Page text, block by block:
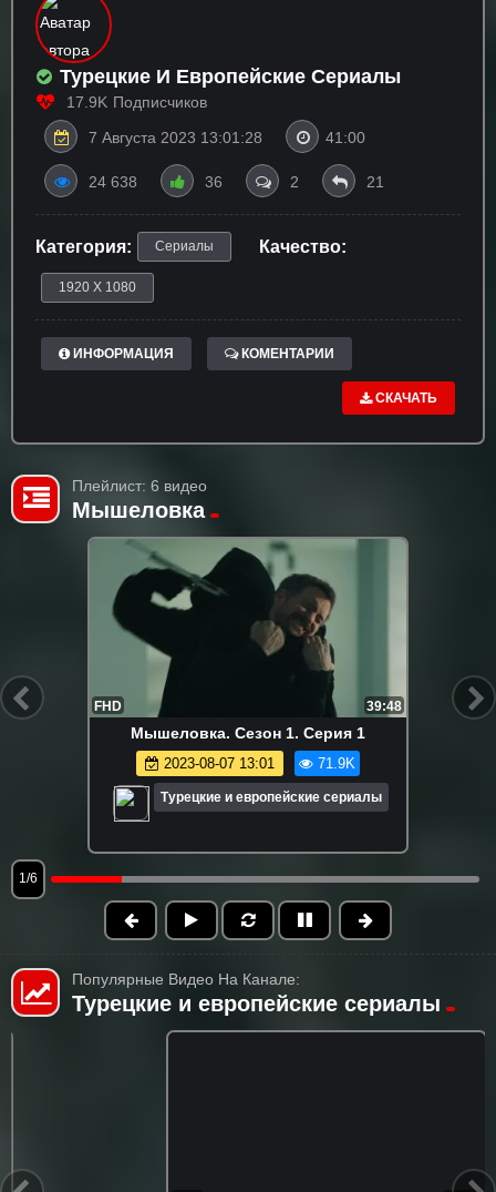
Турецкие И Европейские Сериалы
17.9K Подписчиков
7 Августа 2023 13:01:28
41:00
24 638 36 2 21
Категория: Сериалы Качество:
1920 X 1080
ИНФОРМАЦИЯ КОМЕНТАРИИ
СКАЧАТЬ
Плейлист: 6 видео
Мышеловка
FHD 39:48
Мышеловка. Сезон 1. Серия 1
2023-08-07 13:01 71.9K
Турецкие и европейские сериалы
1/6
Популярные Видео На Канале:
Турецкие и европейские сериалы